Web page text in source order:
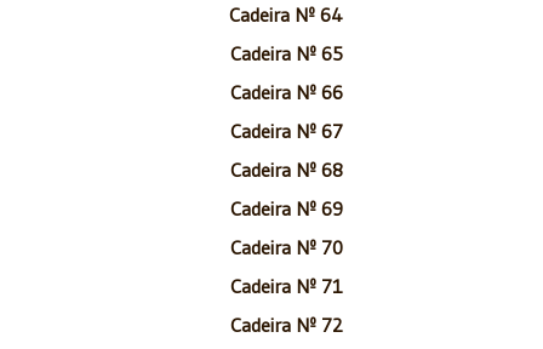
Cadeira Nº 64
Cadeira Nº 65
Cadeira Nº 66
Cadeira Nº 67
Cadeira Nº 68
Cadeira Nº 69
Cadeira Nº 70
Cadeira Nº 71
Cadeira Nº 72